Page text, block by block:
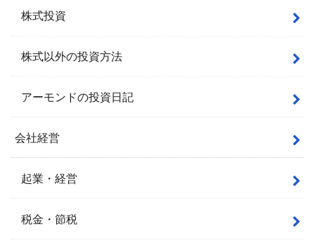
株式投資
株式以外の投資方法
アーモンドの投資日記
会社経営
起業・経営
税金・節税